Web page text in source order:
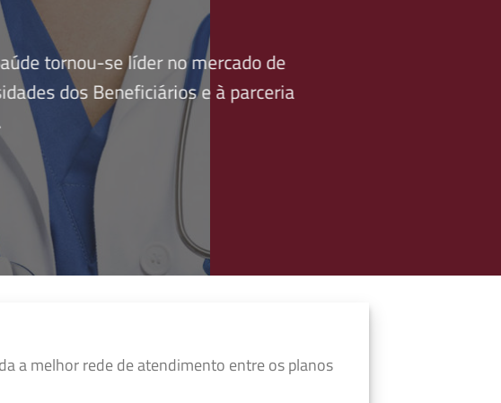
tornou-se líder no mercado de
dos Beneficiários e à parceria
a melhor rede de atendimento entre os planos